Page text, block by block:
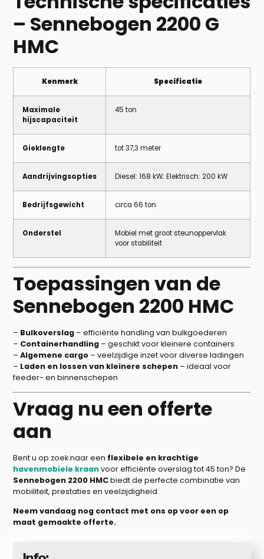
– Sennebogen 2200 G
HMC
Kenmerk Specificatie
Maximale
hijscapaciteit
45 ton
Gieklengte tot 37,3 meter
Aandrijvingsopties Diesel: 168 kW; Elektrisch: 200 kW
Bedrijfsgewicht circa 66 ton
Onderstel
Mobiel met groot steunoppervlak
voor stabiliteit
Toepassingen van de
Sennebogen 2200 HMC
– Bulkoverslag – efficiënte handling van bulkgoederen
– Containerhandling – geschikt voor kleinere containers
–Algemene cargo – veelzijdige inzet voor diverse ladingen
– Laden en lossen van kleinere schepen – ideaal voor
feeder- en binnenschepen
Vraag nu een offerte
aan
Bent u op zoek naar een flexibele en krachtige
havenmobiele kraanvoor efficiënte overslag tot 45 ton? De
Sennebogen 2200 HMCbiedt de perfecte combinatie van
mobiliteit, prestaties en veelzijdigheid.
Neem vandaag nog contact met ons op voor een op
maat gemaakte offerte.